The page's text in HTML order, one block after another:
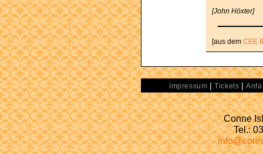
[John Höxter]
[aus dem CEE
Impressum | Tickets |
Conne
Tel.: